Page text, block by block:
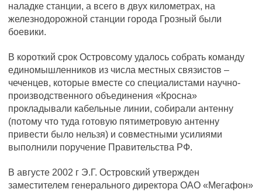
наладке станции, а всего в двух километрах, на
железнодорожной станции города Грозный были
боевики.
В короткий срок Островсому удалось собрать команду
единомышленников из числа местных связистов –
чеченцев, которые вместе со специалистами научно-
производственного объединения «Кросна»
прокладывали кабельные линии, собирали антенну
(потому что туда готовую пятиметровую антенну
привести было нельзя) и совместными усилиями
выполнили поручение Правительства РФ.
В августе 2002 г Э.Г. Островский утвержден
заместителем генерального директора ОАО «Мегафон»